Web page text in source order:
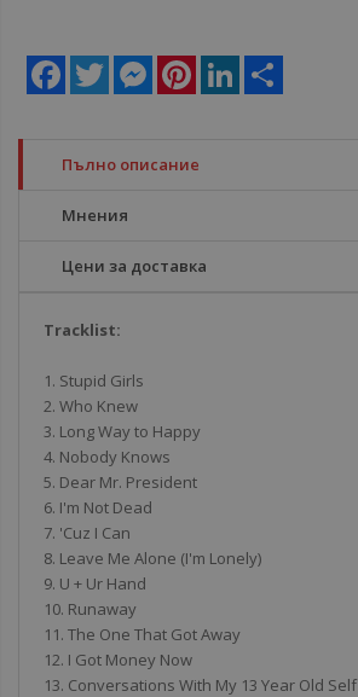
Facebook
Twitter MessengerPinterestLinkedIn
Пълно описание
Мнения
Цени за доставка
Tracklist:
1. Stupid Girls
2. Who Knew
3. Long Way to Happy
4. Nobody Knows
5. Dear Mr. President
6. I'm Not Dead
7. 'Cuz I Can
8. Leave Me Alone (I'm Lonely)
9. U + Ur Hand
10. Runaway
11. The One That Got Away
12. I Got Money Now
13. Conversations With My 13 Year Old Self